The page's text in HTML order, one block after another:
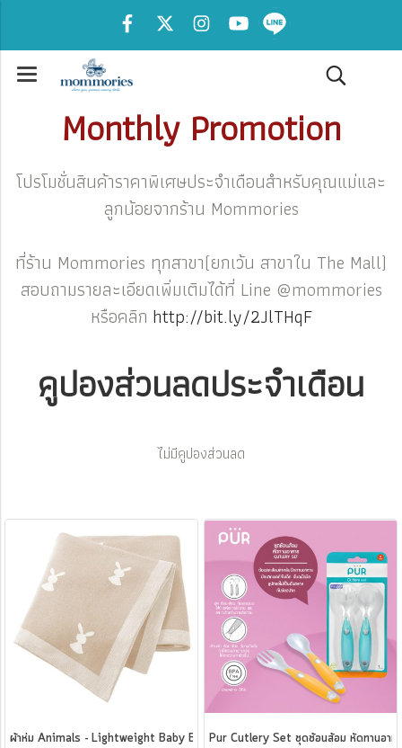
Monthly Promotion
โปรโมชั่นสินค้าราคาพิเศษประจำเดือนสำหรับคุณแม่และ
ลูกน้อยจากร้าน Mommories
ที่ร้าน Mommories ทุกสาขา(ยกเว้น สาขาใน The Mall)
สอบถามรายละเอียดเพิ่มเติมได้ที่ Line @mommories
หรือคลิก http://bit.ly/2JlTHqF
คูปองส่วนลดประจำเดือน
ไม่มีคูปองส่วนลด
ผ้าห่ม Animals - Lightweight Baby Blanket แบรนด์ Minikind
Pur Cutlery Set ชุดช้อนส้อม หัดทานอาห